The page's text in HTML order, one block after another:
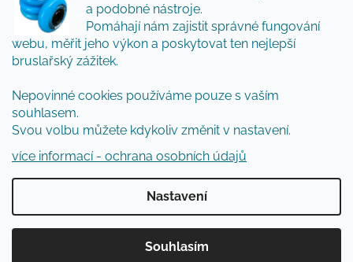
a podobné nástroje.
Pomáhají nám zajistit správné fungování
webu, měřit jeho výkon a poskytovat ten nejlepší
bruslařský zážitek.
Nepovinné cookies používáme pouze s vaším
souhlasem.
Svou volbu můžete kdykoliv změnit v nastavení.
více informací - ochrana osobních údajů
Nastavení
Souhlasím
Přidejte se k nám a my Vám budeme zasílat ty nejlepší
novinky a tipy.
Vložením e-mailu souhlasíte spodmínkami
ochrany osobních údajů
Vytvořil Shoptet
Inlinespecial